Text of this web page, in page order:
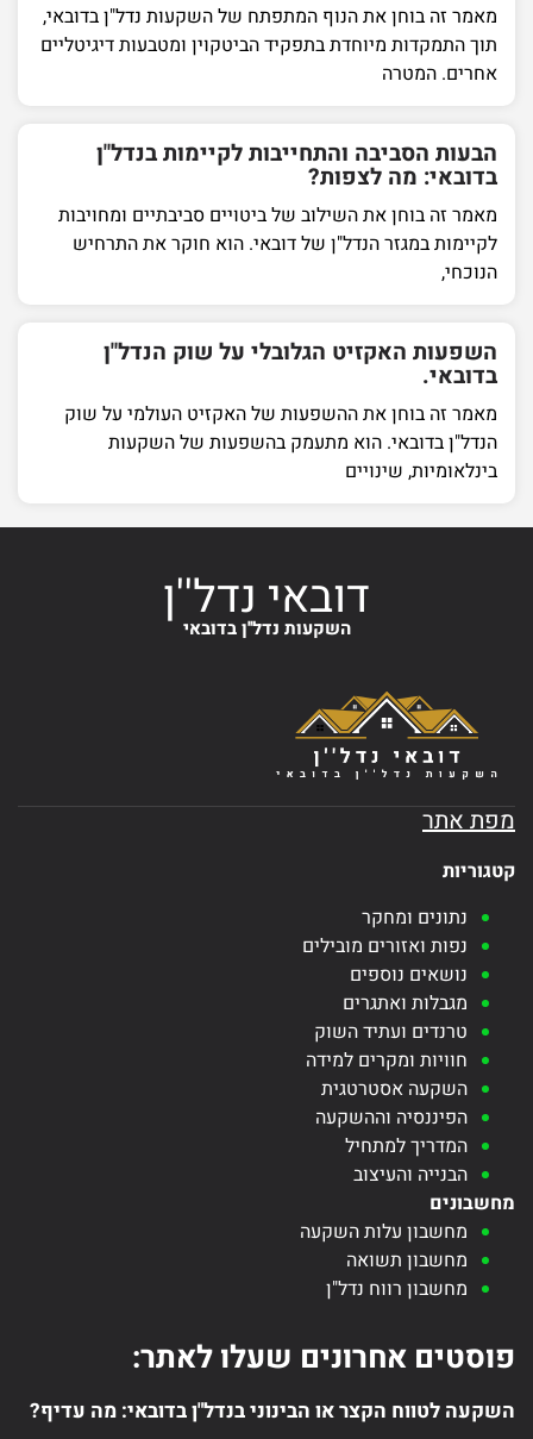
מאמר זה בוחן את הנוף המתפתח של השקעות נדל"ן בדובאי,
תוך התמקדות מיוחדת בתפקיד הביטקוין ומטבעות דיגיטליים
אחרים. המטרה
הבעות הסביבה והתחייבות לקיימות בנדל"ן
בדובאי: מה לצפות?
מאמר זה בוחן את השילוב של ביטויים סביבתיים ומחויבות
לקיימות במגזר הנדל"ן של דובאי. הוא חוקר את התרחיש
הנוכחי,
השפעות האקזיט הגלובלי על שוק הנדל"ן
בדובאי.
מאמר זה בוחן את ההשפעות של האקזיט העולמי על שוק
הנדל"ן בדובאי. הוא מתעמק בהשפעות של השקעות
בינלאומיות, שינויים
דובאי נדל''ן
השקעות נדל''ן בדובאי
מפת אתר
קטגוריות
נתונים ומחקר
נפות ואזורים מובילים
נושאים נוספים
מגבלות ואתגרים
טרנדים ועתיד השוק
חוויות ומקרים למידה
השקעה אסטרטגית
הפיננסיה וההשקעה
המדריך למתחיל
הבנייה והעיצוב
מחשבונים
מחשבון עלות השקעה
מחשבון תשואה
מחשבון רווח נדל"ן
פוסטים אחרונים שעלו לאתר:
השקעה לטווח הקצר או הבינוני בנדל"ן בדובאי: מה עדיף?